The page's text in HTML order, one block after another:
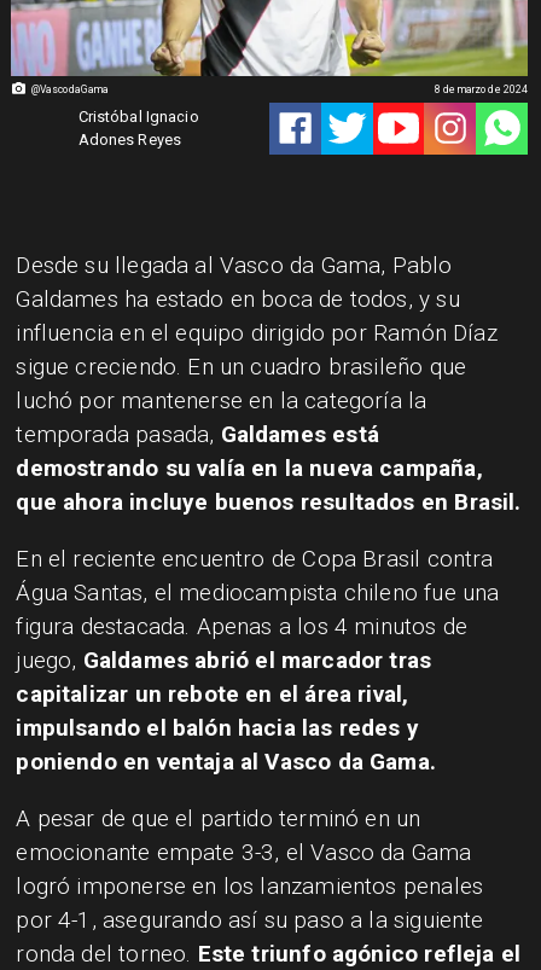
@VascodaGama
Cristóbal Ignacio
Adones Reyes
8 de marzo de 2024
Desde su llegada al Vasco da Gama, Pablo
Galdames ha estado en boca de todos, y su
influencia en el equipo dirigido por Ramón Díaz
sigue creciendo. En un cuadro brasileño que
luchó por mantenerse en la categoría la
temporada pasada, Galdames está
demostrando su valía en la nueva campaña,
que ahora incluye buenos resultados en Brasil.
​En el reciente encuentro de Copa Brasil contra
Água Santas, el mediocampista chileno fue una
figura destacada. Apenas a los 4 minutos de
juego, Galdames abrió el marcador tras
capitalizar un rebote en el área rival,
impulsando el balón hacia las redes y
poniendo en ventaja al Vasco da Gama.
A pesar de que el partido terminó en un
emocionante empate 3-3, el Vasco da Gama
logró imponerse en los lanzamientos penales
por 4-1, asegurando así su paso a la siguiente
ronda del torneo. Este triunfo agónico refleja el